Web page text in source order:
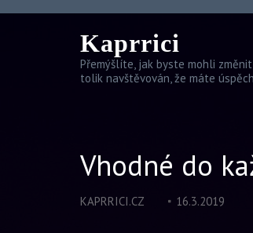
Kaprrici
Přemýšlíte, jak byste mohli
tolik navštěvován, že máte
Vhodné do
KAPRRICI.CZ 16.3.2019